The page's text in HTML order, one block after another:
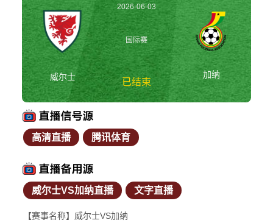
威尔士
2026-06-03
02:45:00
国际赛
已结束
加纳
高清直播 腾讯体育
威尔士VS加纳直播 文字直播
【赛事名称】威尔士VS加纳